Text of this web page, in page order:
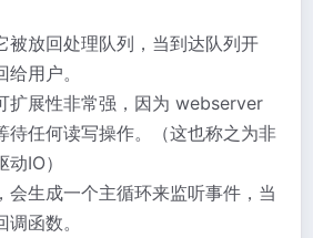
被放回处理队列，当到达队列开
用户。
扩展性非常强，因为 webserver
待任何读写操作。（这也称之为非
IO）
会生成一个主循环来监听事件，当
函数。